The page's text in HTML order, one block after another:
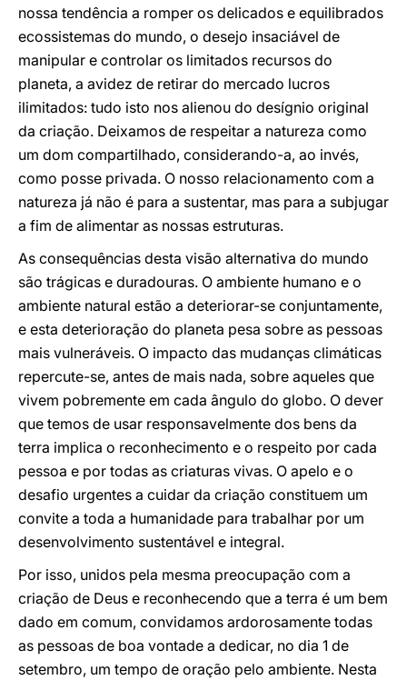
nossa tendência a romper os delicados e equilibrados
ecossistemas do mundo, o desejo insaciável de
manipular e controlar os limitados recursos do
planeta, a avidez de retirar do mercado lucros
ilimitados: tudo isto nos alienou do desígnio original
da criação. Deixamos de respeitar a natureza como
um dom compartilhado, considerando-a, ao invés,
como posse privada. O nosso relacionamento com a
natureza já não é para a sustentar, mas para a subjugar
a fim de alimentar as nossas estruturas.
As consequências desta visão alternativa do mundo
são trágicas e duradouras. O ambiente humano e o
ambiente natural estão a deteriorar-se conjuntamente,
e esta deterioração do planeta pesa sobre as pessoas
mais vulneráveis. O impacto das mudanças climáticas
repercute-se, antes de mais nada, sobre aqueles que
vivem pobremente em cada ângulo do globo. O dever
que temos de usar responsavelmente dos bens da
terra implica o reconhecimento e o respeito por cada
pessoa e por todas as criaturas vivas. O apelo e o
desafio urgentes a cuidar da criação constituem um
convite a toda a humanidade para trabalhar por um
desenvolvimento sustentável e integral.
Por isso, unidos pela mesma preocupação com a
criação de Deus e reconhecendo que a terra é um bem
dado em comum, convidamos ardorosamente todas
as pessoas de boa vontade a dedicar, no dia 1 de
setembro, um tempo de oração pelo ambiente. Nesta